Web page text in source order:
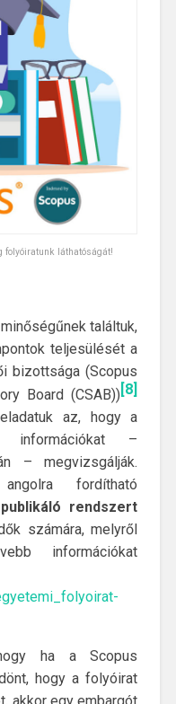
folyóiratunk láthatóságát!
találtuk,
teljesülését a
bizottsága (Scopus
Board (CSAB)) [8]
az, hogy a
információkat –
– megvizsgálják.
fordítható
rendszert
számára, melyről
információkat
ha a Scopus
hogy a folyóirat